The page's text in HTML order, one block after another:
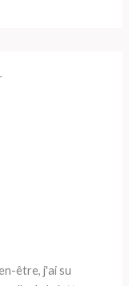
être, j'ai su